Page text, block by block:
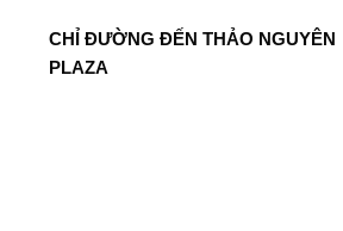
CHỈ ĐƯỜNG ĐẾN THẢO NGUYÊN
PLAZA